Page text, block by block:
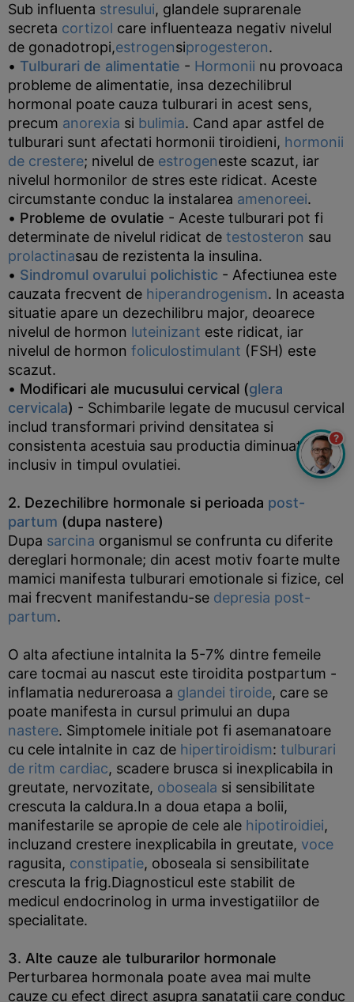
Sub influenta stresului, glandele suprarenale
secreta cortizol care influenteaza negativ nivelul
de gonadotropi,estrogensiprogesteron.
• Tulburari de alimentatie - Hormonii nu provoaca
probleme de alimentatie, insa dezechilibrul
hormonal poate cauza tulburari in acest sens,
precum anorexia si bulimia. Cand apar astfel de
tulburari sunt afectati hormonii tiroidieni, hormonii
de crestere; nivelul de estrogeneste scazut, iar
nivelul hormonilor de stres este ridicat. Aceste
circumstante conduc la instalarea amenoreei.
• Probleme de ovulatie - Aceste tulburari pot fi
determinate de nivelul ridicat de testosteron sau
prolactinasau de rezistenta la insulina.
• Sindromul ovarului polichistic - Afectiunea este
cauzata frecvent de hiperandrogenism. In aceasta
situatie apare un dezechilibru major, deoarece
nivelul de hormon luteinizant este ridicat, iar
nivelul de hormon foliculostimulant (FSH) este
scazut.
• Modificari ale mucusului cervical (glera
cervicala) - Schimbarile legate de mucusul cervical
includ transformari privind densitatea si
consistenta acestuia sau productia diminuata
inclusiv in timpul ovulatiei.
2. Dezechilibre hormonale si perioada post-
partum (dupa nastere)
Dupa sarcina organismul se confrunta cu diferite
dereglari hormonale; din acest motiv foarte multe
mamici manifesta tulburari emotionale si fizice, cel
mai frecvent manifestandu-se depresia post-
partum.
O alta afectiune intalnita la 5-7% dintre femeile
care tocmai au nascut este tiroidita postpartum -
inflamatia nedureroasa a glandei tiroide, care se
poate manifesta in cursul primului an dupa
nastere. Simptomele initiale pot fi asemanatoare
cu cele intalnite in caz de hipertiroidism: tulburari
de ritm cardiac, scadere brusca si inexplicabila in
greutate, nervozitate, oboseala si sensibilitate
crescuta la caldura.In a doua etapa a bolii,
manifestarile se apropie de cele ale hipotiroidiei,
incluzand crestere inexplicabila in greutate, voce
ragusita, constipatie, oboseala si sensibilitate
crescuta la frig.Diagnosticul este stabilit de
medicul endocrinolog in urma investigatiilor de
specialitate.
3. Alte cauze ale tulburarilor hormonale
Perturbarea hormonala poate avea mai multe
cauze cu efect direct asupra sanatatii care conduc
?